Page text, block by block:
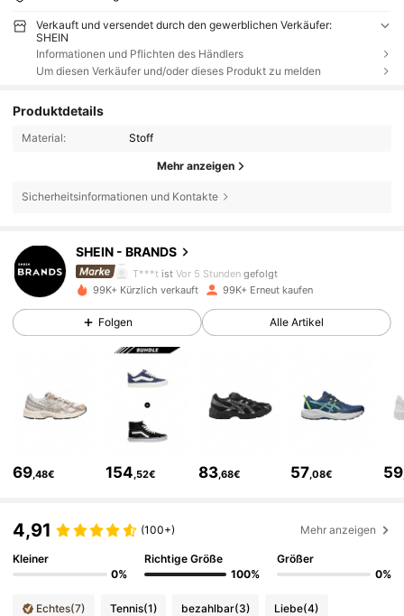
Verkauft und versendet durch den gewerblichen Verkäufer:
SHEIN
Informationen und Pflichten des Händlers
Um diesen Verkäufer und/oder dieses Produkt zu melden
Produktdetails
Material: Stoff
Mehr anzeigen
Sicherheitsinformationen und Kontakte
SHEIN - BRANDS
T***tist Vor 5 Stundengefolgt
4,86 222K Follower
4,86 222K Follower
4,86 222K Follower
99K+ Kürzlich verkauft 99K+ Erneut kaufen
Folgen Alle Artikel
69,48€ 154,52€ 83,68€ 57,08€ 59
4,91 (100+) Mehr anzeigen
Kleiner
0%
Richtige Größe
100%
Größer
0%
Echtes(7) Tennis(1) bezahlbar(3) Liebe(4)